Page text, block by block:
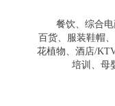
餐饮、综合
百货、服装鞋帽
花植物、酒店/
培训、母